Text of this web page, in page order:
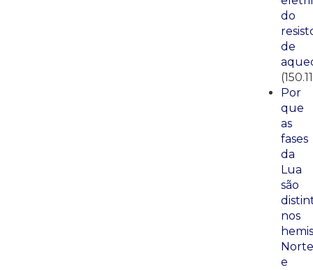
do
de
Por
que
as
fases
da
Lua
são
nos
Norte
e